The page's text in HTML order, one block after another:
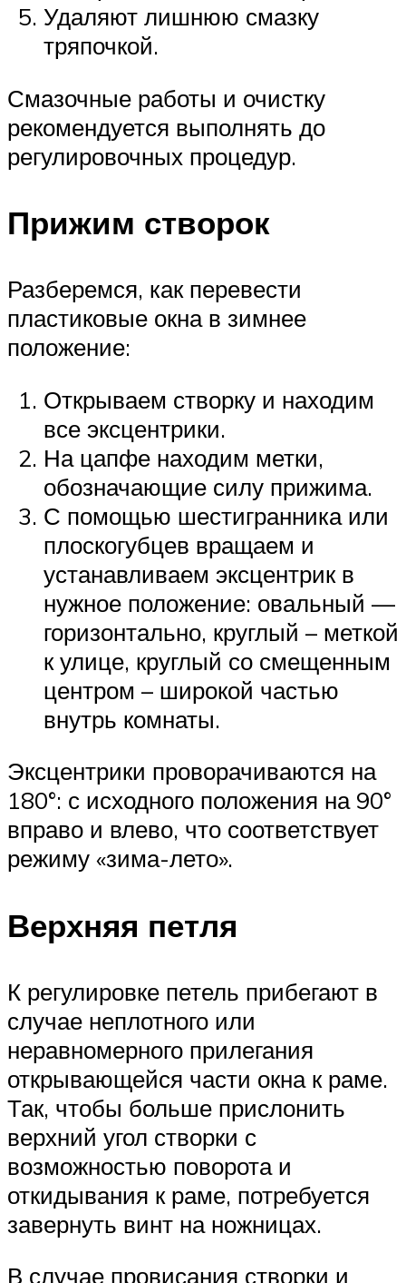
Удаляют лишнюю смазку
тряпочкой.
Смазочные работы и очистку
рекомендуется выполнять до
регулировочных процедур.
Прижим створок
Разберемся, как перевести
пластиковые окна в зимнее
положение:
Открываем створку и находим
все эксцентрики.
На цапфе находим метки,
обозначающие силу прижима.
С помощью шестигранника или
плоскогубцев вращаем и
устанавливаем эксцентрик в
нужное положение: овальный —
горизонтально, круглый – меткой
к улице, круглый со смещенным
центром – широкой частью
внутрь комнаты.
Эксцентрики проворачиваются на
180°: с исходного положения на 90°
вправо и влево, что соответствует
режиму «зима-лето».
Верхняя петля
К регулировке петель прибегают в
случае неплотного или
неравномерного прилегания
открывающейся части окна к раме.
Так, чтобы больше прислонить
верхний угол створки с
возможностью поворота и
откидывания к раме, потребуется
завернуть винт на ножницах.
В случае провисания створки и